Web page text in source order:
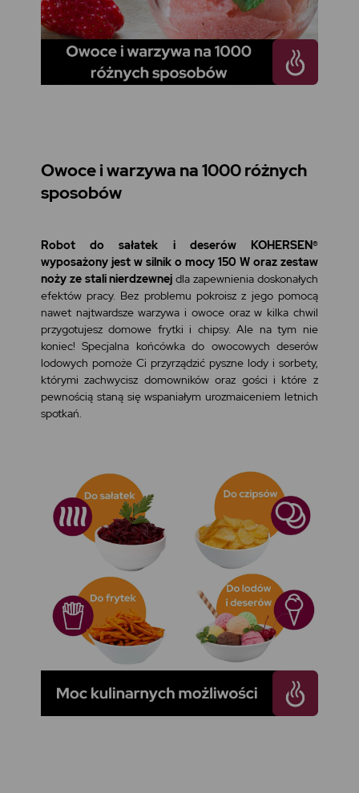
Owoce i warzywa na 1000 różnych
sposobów
Robot do sałatek i deserów KOHERSEN®
wyposażony jest w silnik o mocy 150 W oraz zestaw
noży ze stali nierdzewnej dla zapewnienia doskonałych
efektów pracy. Bez problemu pokroisz z jego pomocą
nawet najtwardsze warzywa i owoce oraz w kilka chwil
przygotujesz domowe frytki i chipsy. Ale na tym nie
koniec! Specjalna końcówka do owocowych deserów
lodowych pomoże Ci przyrządzić pyszne lody i sorbety,
którymi zachwycisz domowników oraz gości i które z
pewnością staną się wspaniałym urozmaiceniem letnich
spotkań.